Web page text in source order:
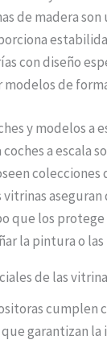
de madera son
con diseño
modelos de
y modelos a
coches a escala
colecciones
vitrinas
que los
la pintura o
de las
cumplen
garantizan la